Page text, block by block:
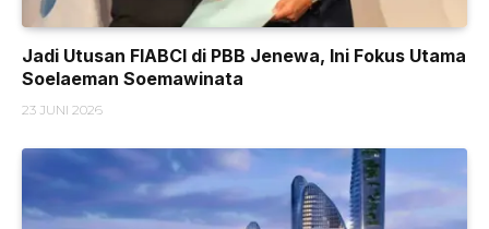
Jadi Utusan FIABCI di PBB Jenewa, Ini Fokus Utama
Soelaeman Soemawinata
23 JUNI 2026